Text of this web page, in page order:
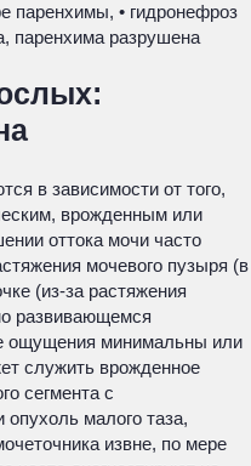
паренхимы, • гидронефроз
паренхима разрушена
в зависимости от того,
врожденным или
оттока мочи часто
мочевого пузыря (в
(из-за растяжения
развивающемся
ощущения минимальны или
служить врожденное
сегмента с
малого таза,
извне, по мере